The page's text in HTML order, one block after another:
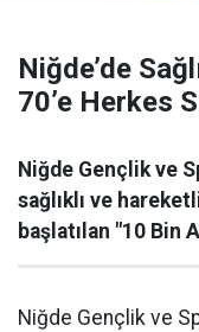
Niğde’de
70’e Herkes
Niğde Gençlik ve
sağlıklı ve
başlatılan "10 Bin
Niğde Gençlik ve